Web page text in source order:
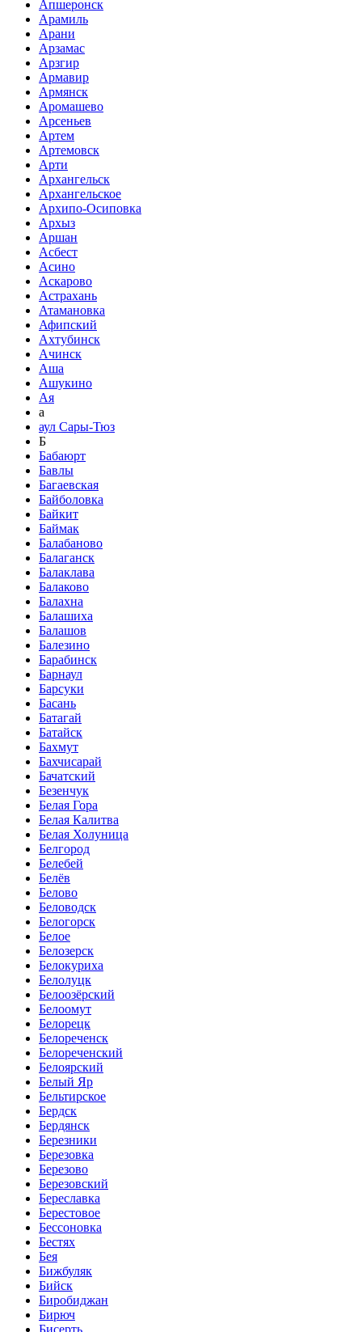
Апшеронск
Арамиль
Арани
Арзамас
Арзгир
Армавир
Армянск
Аромашево
Арсеньев
Артем
Артемовск
Арти
Архангельск
Архангельское
Архипо-Осиповка
Архыз
Аршан
Асбест
Асино
Аскарово
Астрахань
Атамановка
Афипский
Ахтубинск
Ачинск
Аша
Ашукино
Ая
а
аул Сары-Тюз
Б
Бабаюрт
Бавлы
Багаевская
Байболовка
Байкит
Баймак
Балабаново
Балаганск
Балаклава
Балаково
Балахна
Балашиха
Балашов
Балезино
Барабинск
Барнаул
Барсуки
Басань
Батагай
Батайск
Бахмут
Бахчисарай
Бачатский
Безенчук
Белая Гора
Белая Калитва
Белая Холуница
Белгород
Белебей
Белёв
Белово
Беловодск
Белогорск
Белое
Белозерск
Белокуриха
Белолуцк
Белоозёрский
Белоомут
Белорецк
Белореченск
Белореченский
Белоярский
Белый Яр
Бельтирское
Бердск
Бердянск
Березники
Березовка
Березово
Березовский
Береславка
Берестовое
Бессоновка
Бестях
Бея
Бижбуляк
Бийск
Биробиджан
Бирюч
Бисерть